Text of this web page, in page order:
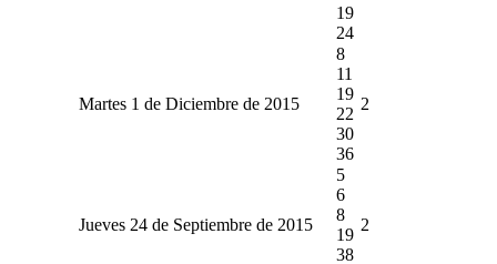
19
24
Martes 1 de Diciembre de 2015
8
11
19
22
30
36
2
Jueves 24 de Septiembre de 2015
5
6
8
19
38
2